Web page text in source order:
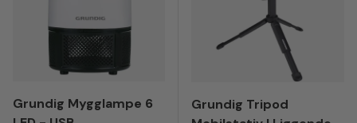
Grundig Mygglampe 6
Grundig Tripod